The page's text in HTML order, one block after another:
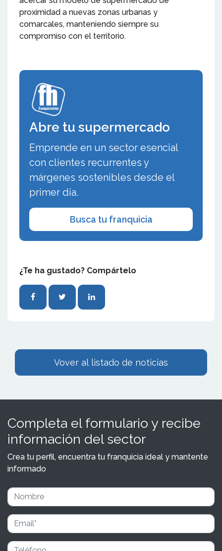
proximidad a nuevas zonas urbanas y
comarcales, manteniendo siempre su
compromiso con el territorio.
Abre tu supermercado
Emprende en un sector esencial
con clientes recurrentes y
márgenes sostenibles desde el
primer día.
Busca tu franquicia
¿Te ha gustado? Compártelo
Vover al listado de noticias
Completa el formulario y recibe
información del sector
Crea tu perfil, encuentra tu franquicia ideal y mantente
informado